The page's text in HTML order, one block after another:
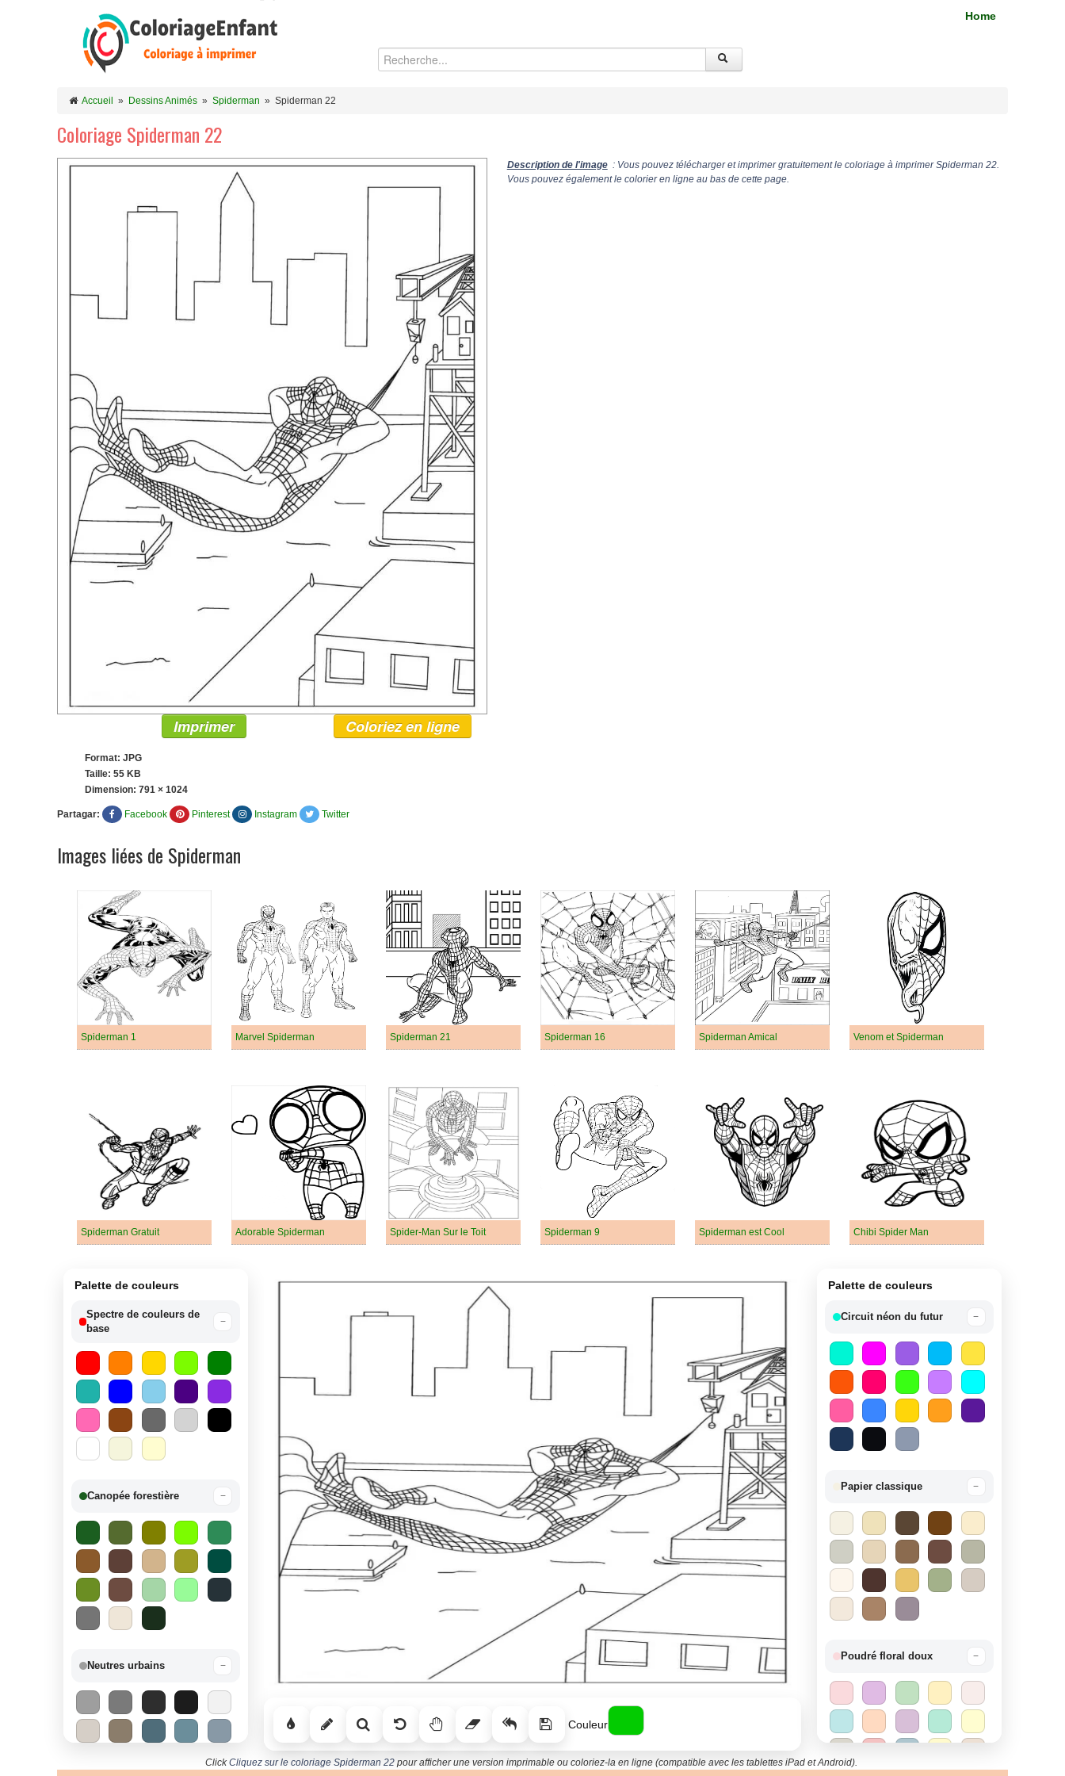
Home
Accueil » Dessins Animés » Spiderman » Spiderman 22
Coloriage Spiderman 22
Description de l'image : Vous pouvez télécharger et imprimer gratuitement le coloriage à imprimer Spiderman 22.
Vous pouvez également le colorier en ligne au bas de cette page.
Imprimer Coloriez en ligne
Format: JPG
Taille: 55 KB
Dimension: 791 × 1024
Partagar: Facebook Pinterest Instagram Twitter
Images liées de Spiderman
Spiderman 1 Marvel Spiderman Spiderman 21 Spiderman 16 Spiderman Amical Venom et Spiderman
Spiderman Gratuit Adorable Spiderman Spider-Man Sur le Toit Spiderman 9 Spiderman est Cool Chibi Spider Man
Palette de couleurs
Spectre de couleurs de
base
−
Canopée forestière −
Neutres urbains −
Couleur
Palette de couleurs
Circuit néon du futur −
Papier classique −
Poudré floral doux −
ClickCliquez sur le coloriage Spiderman 22 pour afficher une version imprimable ou coloriez-la en ligne (compatible avec les tablettes iPad et Android).